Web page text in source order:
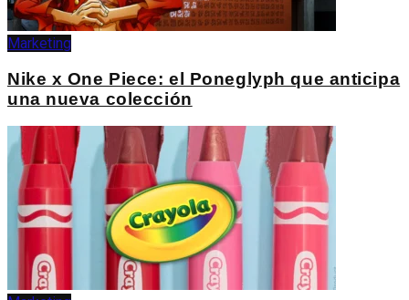
Marketing
Nike x One Piece: el Poneglyph que anticipa
una nueva colección